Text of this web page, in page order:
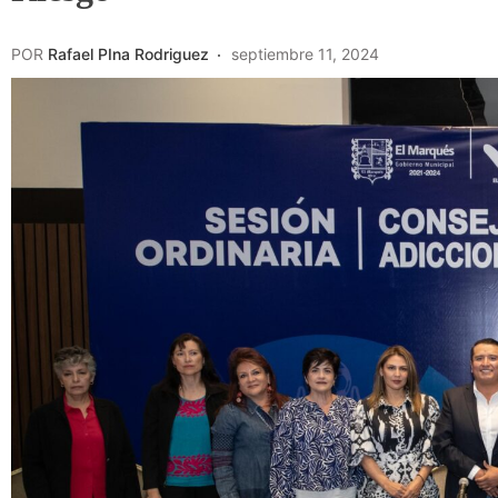
POR Rafael PIna Rodriguez septiembre 11, 2024